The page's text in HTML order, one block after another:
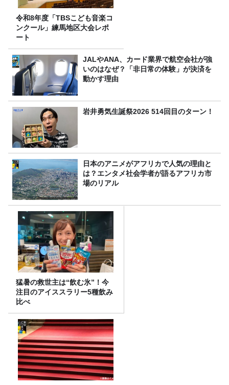
令和8年度「TBSこども音楽コ
ンクール」練馬地区大会レポ
ート
JALやANA、カード業界で航空会社が強
いのはなぜ？「非日常の体験」が決済を
動かす理由
岩井勇気生誕祭2026 514回目のターン！
日本のアニメがアフリカで人気の理由と
は？エンタメ社会学者が語るアフリカ市
場のリアル
猛暑の救世主は“飲む氷”！今
注目のアイススラリー5種飲み
比べ